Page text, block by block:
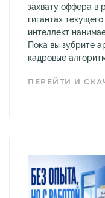
захвату оффера в
гигантах
интеллект
Пока вы зубрите
кадровые
ПЕРЕЙТИ И